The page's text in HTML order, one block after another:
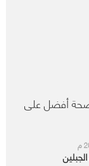
لصحة أفضل على